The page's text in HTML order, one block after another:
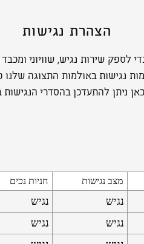
הצהרת נגישות
לספק שירות נגיש, שוויוני
מוגבלות תשנ״ח-1998, ביצענו התאמות
ניתן להתעדכן בהסדרי
מצב נגישות חניות נכים
נגיש נגיש
נגיש נגיש